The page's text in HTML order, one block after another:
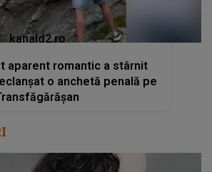
kanald2.ro
aparent romantic a stârnit
o anchetă penală pe